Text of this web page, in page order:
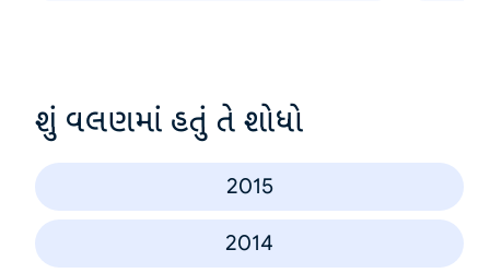
શું વલણમાં હતું તે શોધો
2015
2014